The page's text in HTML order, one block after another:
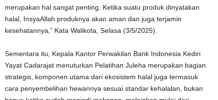
merupakan hal sangat penting. Ketika suatu produk dinyatakan
halal, InsyaAllah produknya akan aman dan juga terjamin
kesehatannya,” Kata Walikota, Selasa (3/5/2025).
Sementara itu, Kepala Kantor Perwakilan Bank Indonesia Kediri
Yayat Cadarajat menuturkan Pelatihan Juleha merupakan bagian
strategis, komponen utama dari ekosistem halal juga termasuk
cara penyembelihan hewannya sesuai standar kehalalan, bukan